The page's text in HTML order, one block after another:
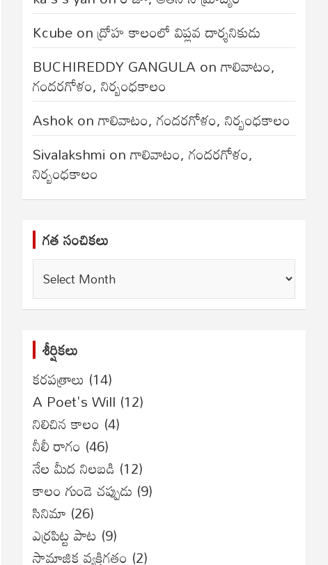
Kcubeonద్రోహ కాలంలో విప్లవ దార్శనికుడు
BUCHIREDDY GANGULA onగాలివాటం,
గందరగోళం, నిర్బంధకాలం
Ashokonగాలివాటం, గందరగోళం, నిర్బంధకాలం
Sivalakshmi onగాలివాటం, గందరగోళం,
నిర్బంధకాలం
గత సంచికలు
గత
సంచికలు
శీర్షికలు
కరపత్రాలు (14)
A Poet's Will (12)
నిలిచిన కాలం (4)
నీలీ రాగం (46)
నేల మీద నిలబడి (12)
కాలం గుండె చప్పుడు (9)
సినిమా (26)
ఎర్రపిట్ట పాట (9)
సామాజిక వ్యక్తిగతం (2)